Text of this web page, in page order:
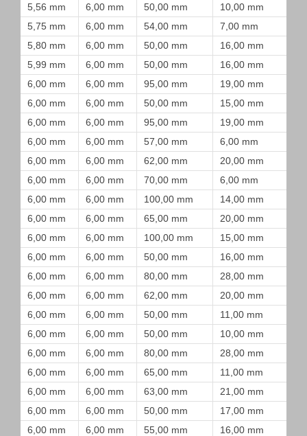
5,56 mm
6,00 mm 50,00 mm
10,00 mm
5,75 mm
6,00 mm 54,00 mm
7,00 mm
5,80 mm
6,00 mm 50,00 mm
16,00 mm
5,99 mm
6,00 mm 50,00 mm
16,00 mm
6,00 mm
6,00 mm 95,00 mm
19,00 mm
6,00 mm
6,00 mm 50,00 mm
15,00 mm
6,00 mm
6,00 mm 95,00 mm
19,00 mm
6,00 mm
6,00 mm 57,00 mm
6,00 mm
6,00 mm
6,00 mm 62,00 mm
20,00 mm
6,00 mm
6,00 mm 70,00 mm
6,00 mm
6,00 mm
6,00 mm 100,00 mm
14,00 mm
6,00 mm
6,00 mm 65,00 mm
20,00 mm
6,00 mm
6,00 mm 100,00 mm
15,00 mm
6,00 mm
6,00 mm 50,00 mm
16,00 mm
6,00 mm
6,00 mm 80,00 mm
28,00 mm
6,00 mm
6,00 mm 62,00 mm
20,00 mm
6,00 mm
6,00 mm 50,00 mm
11,00 mm
6,00 mm
6,00 mm 50,00 mm
10,00 mm
6,00 mm
6,00 mm 80,00 mm
28,00 mm
6,00 mm
6,00 mm 65,00 mm
11,00 mm
6,00 mm
6,00 mm 63,00 mm
21,00 mm
6,00 mm
6,00 mm 50,00 mm
17,00 mm
6,00 mm
6,00 mm 55,00 mm
16,00 mm